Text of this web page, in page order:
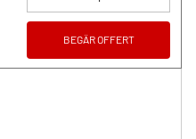
BEGÄR OFFERT